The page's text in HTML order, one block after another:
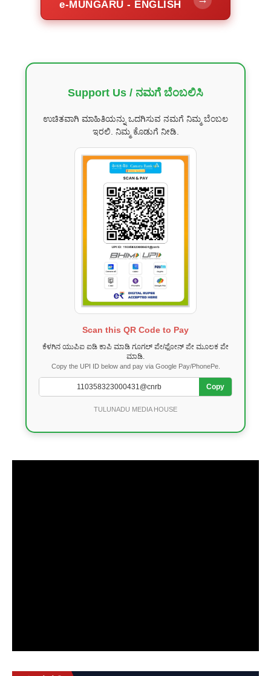
e-MUNGARU - ENGLISH
Support Us / ನಮಗೆ ಬೆಂಬಲಿಸಿ
ಉಚಿತವಾಗಿ ಮಾಹಿತಿಯನ್ನು ಒದಗಿಸುವ ನಮಗೆ ನಿಮ್ಮ ಬೆಂಬಲ
ಇರಲಿ. ನಿಮ್ಮ ಕೊಡುಗೆ ನೀಡಿ.
Scan this QR Code to Pay
ಕೆಳಗಿನ ಯುಪಿಐ ಐಡಿ ಕಾಪಿ ಮಾಡಿ ಗೂಗಲ್ ಪೇ/ಫೋನ್ ಪೇ ಮೂಲಕ ಪೇ
ಮಾಡಿ.
Copy the UPI ID below and pay via Google Pay/PhonePe.
Copy
TULUNADU MEDIA HOUSE